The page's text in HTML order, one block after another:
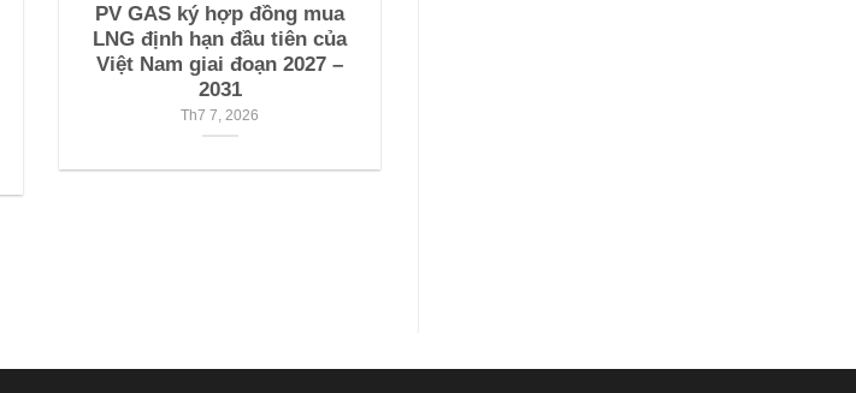
PV GAS ký hợp đồng mua
LNG định hạn đầu tiên của
Việt Nam giai đoạn 2027 –
2031
Th7 7, 2026